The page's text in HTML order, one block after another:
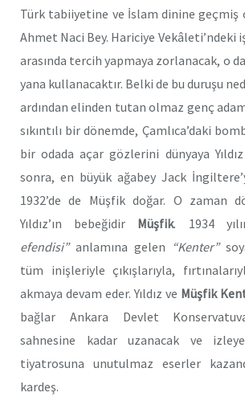
Türk tabiiyetine ve İslam dinine geçmiş
Ahmet Naci Bey. Hariciye Vekâleti’ndeki
arasında tercih yapmaya zorlanacak, o
yana kullanacaktır. Belki de bu duruşu
ardından elinden tutan olmaz genç
sıkıntılı bir dönemde, Çamlıca’daki
bir odada açar gözlerini dünyaya
sonra, en büyük ağabey Jack
1932’de de Müşfik doğar. O zaman
Yıldız’ın bebeğidir Müşfik. 1934
efendisi”anlamına gelen “Kenter”
tüm inişleriyle çıkışlarıyla,
akmaya devam eder. Yıldız ve Müşfik
bağlar Ankara Devlet
sahnesine kadar uzanacak ve
tiyatrosuna unutulmaz eserler
kardeş.